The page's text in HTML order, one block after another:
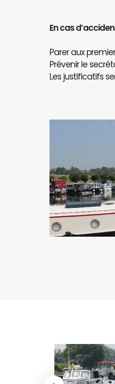
En cas
Parer aux
Prévenir le
Les justificatifs